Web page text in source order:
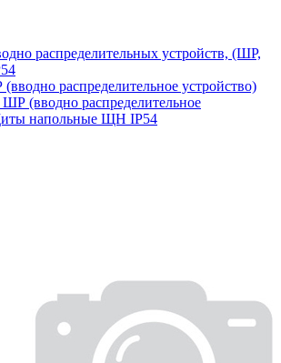
распределительных устройств, (ШР,
распределительное устройство)
(вводно распределительное
напольные ЩН IP54